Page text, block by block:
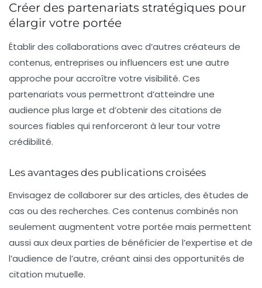
Créer des partenariats stratégiques pour
élargir votre portée
Établir des collaborations avec d’autres créateurs de
contenus, entreprises ou influencers est une autre
approche pour accroître votre visibilité. Ces
partenariats vous permettront d’atteindre une
audience plus large et d’obtenir des citations de
sources fiables qui renforceront à leur tour votre
crédibilité.
Les avantages des publications croisées
Envisagez de collaborer sur des articles, des études de
cas ou des recherches. Ces contenus combinés non
seulement augmentent votre portée mais permettent
aussi aux deux parties de bénéficier de l’expertise et de
l’audience de l’autre, créant ainsi des opportunités de
citation mutuelle.